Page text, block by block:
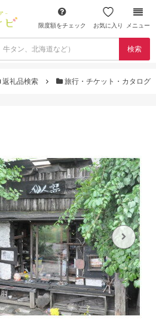
限度額をチェック お気に入り メニュー
検索
返礼品検索 旅行・チケット・カタログ